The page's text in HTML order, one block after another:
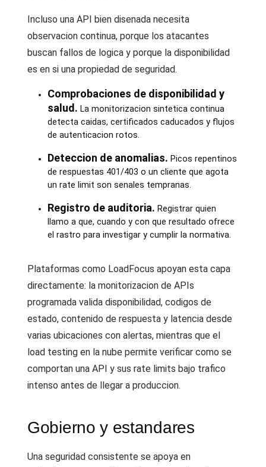
Incluso una API bien disenada necesita
observacion continua, porque los atacantes
buscan fallos de logica y porque la disponibilidad
es en si una propiedad de seguridad.
Comprobaciones de disponibilidad y
salud. La monitorizacion sintetica continua
detecta caidas, certificados caducados y flujos
de autenticacion rotos.
Deteccion de anomalias. Picos repentinos
de respuestas 401/403 o un cliente que agota
un rate limit son senales tempranas.
Registro de auditoria. Registrar quien
llamo a que, cuando y con que resultado ofrece
el rastro para investigar y cumplir la normativa.
Plataformas como LoadFocus apoyan esta capa
directamente: la monitorizacion de APIs
programada valida disponibilidad, codigos de
estado, contenido de respuesta y latencia desde
varias ubicaciones con alertas, mientras que el
load testing en la nube permite verificar como se
comportan una API y sus rate limits bajo trafico
intenso antes de llegar a produccion.
Gobierno y estandares
Una seguridad consistente se apoya en